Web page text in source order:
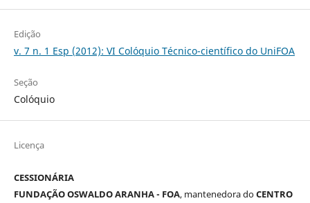
Edição
v. 7 n. 1 Esp (2012): VI Colóquio Técnico-científico do UniFOA
Seção
Colóquio
Licença
CESSIONÁRIA
FUNDAÇÃO OSWALDO ARANHA - FOA, mantenedora doCENTRO